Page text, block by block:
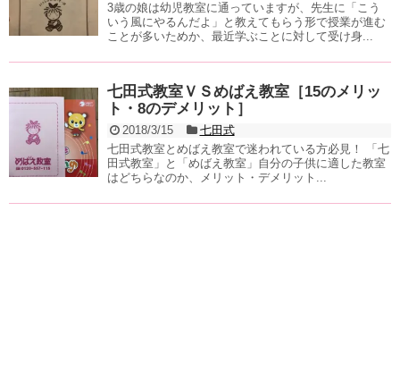
3歳の娘は幼児教室に通っていますが、先生に「こう
いう風にやるんだよ」と教えてもらう形で授業が進む
ことが多いためか、最近学ぶことに対して受け身...
七田式教室ＶＳめばえ教室［15のメリッ
ト・8のデメリット］
2018/3/15
七田式
七田式教室とめばえ教室で迷われている方必見！ 「七
田式教室」と「めばえ教室」自分の子供に適した教室
はどちらなのか、メリット・デメリット...